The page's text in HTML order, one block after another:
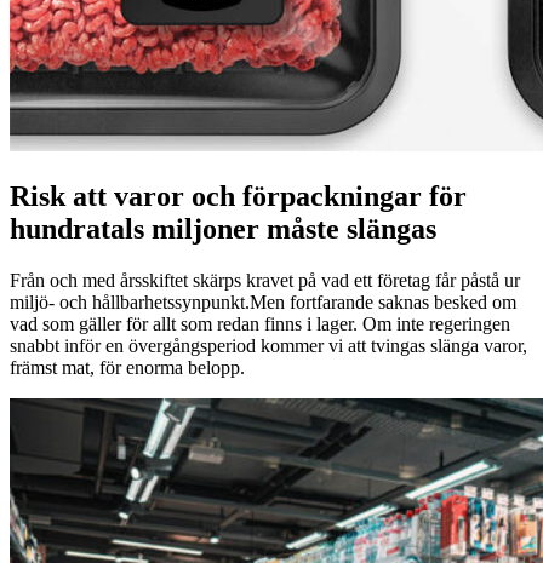
Risk att varor och förpackningar för
hundratals miljoner måste slängas
Från och med årsskiftet skärps kravet på vad ett företag får påstå ur
miljö- och hållbarhetssynpunkt.Men fortfarande saknas besked om
vad som gäller för allt som redan finns i lager. Om inte regeringen
snabbt inför en övergångsperiod kommer vi att tvingas slänga varor,
främst mat, för enorma belopp.